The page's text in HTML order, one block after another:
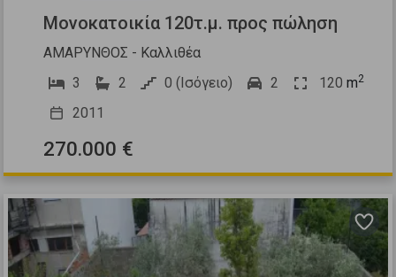
Μονοκατοικία 120τ.μ. προς πώληση
ΑΜΑΡΥΝΘΟΣ - Καλλιθέα
3
2 0 (Ισόγειο) 2 120 m2
2011
270.000 €